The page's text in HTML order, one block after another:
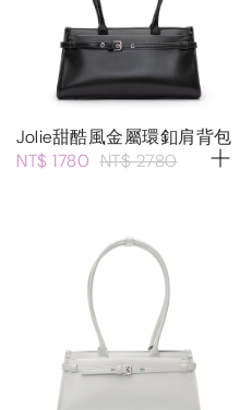
Jolie甜酷風金屬環釦肩背包
NT$ 1780 NT$ 2780